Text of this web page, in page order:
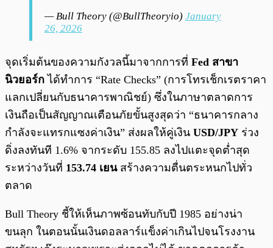
— Bull Theory (@BullTheoryio) January
26, 2026
จุดเริ่มต้นของความกังวลนี้มาจากการที่ Fed สาขา
นิวยอร์ก ได้ทำการ “Rate Checks” (การโทรเช็กเรตราคา
แลกเปลี่ยนกับธนาคารพาณิชย์) ซึ่งในภาษาตลาดการ
เงินถือเป็นสัญญาณเตือนภัยขั้นสูงสุดว่า “ธนาคารกลาง
กำลังจะแทรกแซงค่าเงิน” ส่งผลให้คู่เงิน USD/JPY ร่วง
ดิ่งลงทันที 1.6% จากระดับ 155.85 ลงไปแตะจุดต่ำสุด
ระหว่างวันที่ 153.74 เยนสร้างความตื่นตระหนกไปทั่ว
ตลาด
Bull Theory ชี้ให้เห็นภาพซ้อนทับกับปี 1985 อย่างน่า
ขนลุก ในตอนนั้นเงินดอลลาร์แข็งค่าเกินไปจนโรงงาน